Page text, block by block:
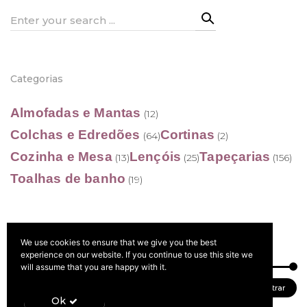
Search
Categorias
Almofadas e Mantas (12)
Colchas e Edredões (64)Cortinas (2)
Cozinha e Mesa (13)Lençóis (25)Tapeçarias (156)
Toalhas de banho (19)
Filtrar por preço
mínimo
máximo
Filtrar
We use cookies to ensure that we give you the best
experience on our website. If you continue to use this site we
will assume that you are happy with it.
Ok